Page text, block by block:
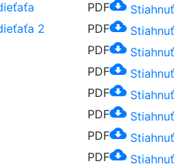
PDFcloud_download Stiahnuť
2
PDFcloud_download Stiahnuť
PDFcloud_download Stiahnuť
PDFcloud_download Stiahnuť
PDFcloud_download Stiahnuť
PDFcloud_download Stiahnuť
PDFcloud_download Stiahnuť
PDFcloud_download Stiahnuť